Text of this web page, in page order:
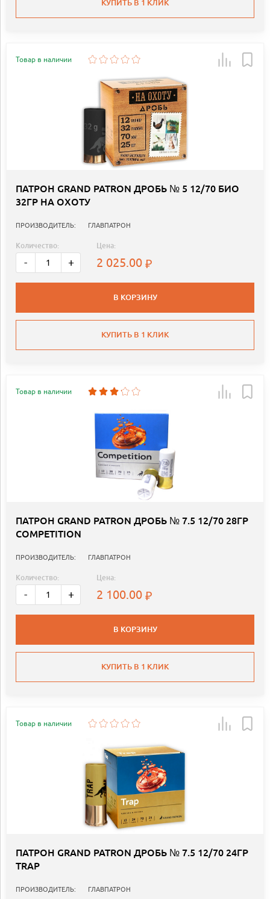
КУПИТЬ В 1 КЛИК
Товар в наличии
ПАТРОН GRAND PATRON ДРОБЬ № 5 12/70 БИО
32ГР НА ОХОТУ
ПРОИЗВОДИТЕЛЬ: ГЛАВПАТРОН
Количество:
- +
Цена:
2 025.00
В КОРЗИНУ
КУПИТЬ В 1 КЛИК
Товар в наличии
ПАТРОН GRAND PATRON ДРОБЬ № 7.5 12/70 28ГР
COMPETITION
ПРОИЗВОДИТЕЛЬ: ГЛАВПАТРОН
Количество:
- +
Цена:
2 100.00
В КОРЗИНУ
КУПИТЬ В 1 КЛИК
Товар в наличии
ПАТРОН GRAND PATRON ДРОБЬ № 7.5 12/70 24ГР
TRAP
ПРОИЗВОДИТЕЛЬ: ГЛАВПАТРОН